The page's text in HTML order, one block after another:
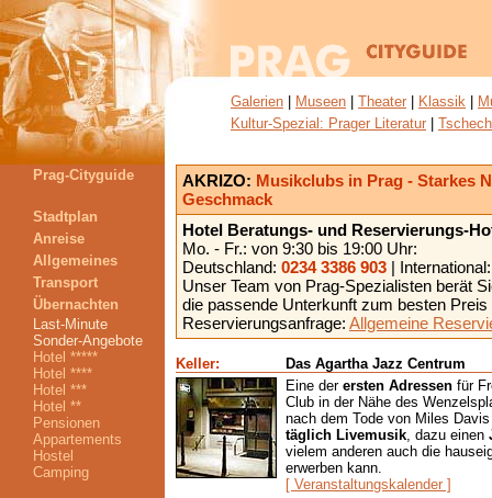
Galerien Museen Theater Klassik
Kultur-Spezial: Prager Literatur
Prag-Cityguide
Stadtplan
Anreise
Allgemeines
Transport
Übernachten
Last-Minute
Sonder-Angebote
Hotel *****
Hotel ****
Hotel ***
Hotel **
Pensionen
Appartements
Hostel
Camping
AKRIZO: Musikclubs in Prag - Starkes
Geschmack
Hotel Beratungs- und Reservierungs-
Mo. - Fr.: von 9:30 bis 19:00 Uhr:
Deutschland: 0234 3386 903 |
Unser Team von Prag-Spezialisten berät
die passende Unterkunft zum besten Preis
Reservierungsanfrage: Allgemeine
Keller:
Das Agartha Jazz Centrum
Eine der ersten Adressen für
Club in der Nähe des
nach dem Tode von Miles
täglich Livemusik, dazu einen
vielem anderen auch die
erwerben kann.
[ Veranstaltungskalender ]